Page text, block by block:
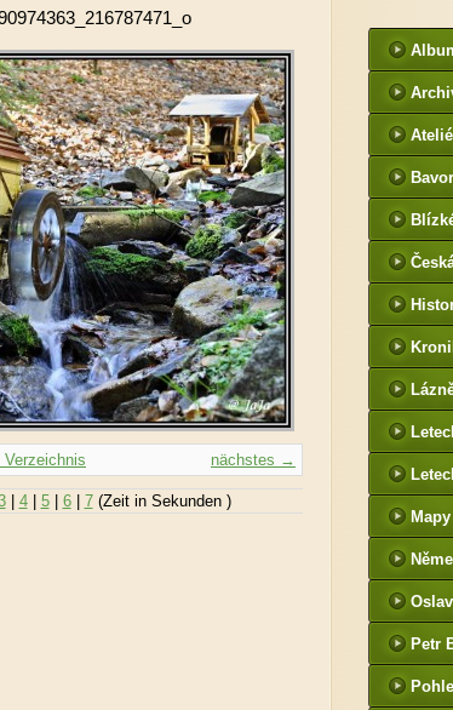
nächstes →
| 4| 5| 6| 7(Zeit in Sekunden )
Mapy
Petr